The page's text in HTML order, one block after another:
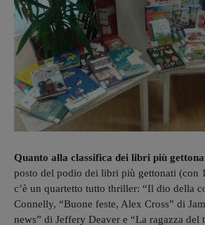
Quanto alla classifica dei libri più
posto del podio dei libri più gettonati (con
c’è un quartetto tutto thriller: “Il dio della
Connelly, “Buone feste, Alex Cross” di
news” di Jeffery Deaver e “La ragazza del